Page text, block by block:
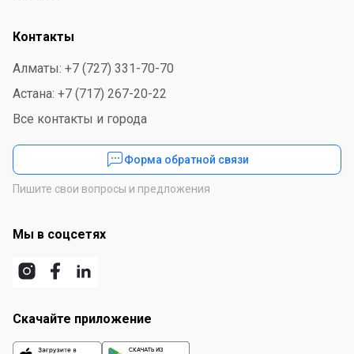
Контакты
Алматы: +7 (727) 331-70-70
Астана: +7 (717) 267-20-22
Все контакты и города
Форма обратной связи
Пишите свои вопросы и предложения
Мы в соцсетях
Скачайте приложение